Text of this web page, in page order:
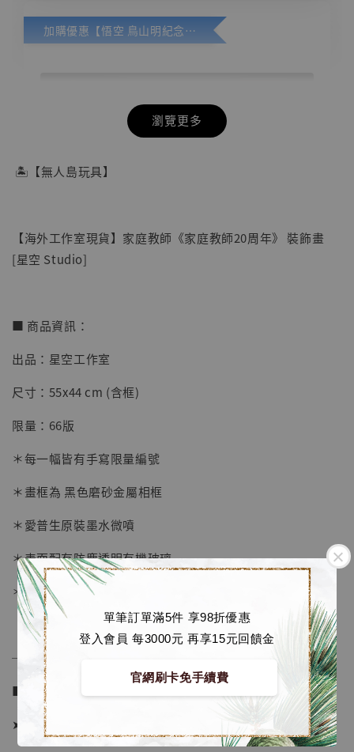
單筆訂單滿5件 享98折優惠
登入會員 每3000元 再享15元回饋金
官網刷卡免手續費
加購優惠【悟空 鳥山明紀念款 [奇蹟工作室]】
【店內現貨】七龍珠 系列蒐藏雕像 悟空 鳥山
明紀念款 [奇蹟工作室]
NT$ 5,580
加購優惠【海賊王 布魯克達摩 [7STARS Studio]】
瀏覽更多
🏝【無人島玩具】
【海外工作室現貨】家庭教師《家庭教師20周年》 裝飾畫
[星空 Studio]
■ 商品資訊：
出品：星空工作室
尺寸：55x44 cm (含框)
限量：66版
＊每一幅皆有手寫限量編號
＊畫框為 黑色磨砂金屬相框
＊愛普生原裝墨水微噴
＊表面配有防塵透明有機玻璃
＊背面爲黑色防潮背板
──────────────
■ 販售資訊：
➤ 價格 1480元